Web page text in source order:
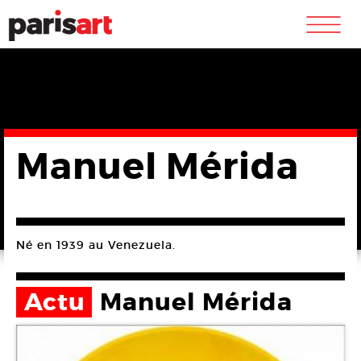
m
Manuel Mérida
Né en 1939 au Venezuela.
Actu Manuel Mérida